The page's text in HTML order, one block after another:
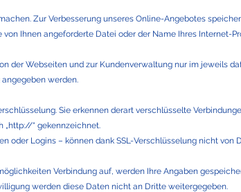
Zur Verbesserung unseres Online-Angebotes
Ihnen angeforderte Datei oder der Name Ihres Internet-
der Webseiten und zur Kundenverwaltung nur im jeweils
werden.
Sie erkennen derart verschlüsselte
„http://“ gekennzeichnet.
Logins – können dank SSL-Verschlüsselung nicht von
Verbindung auf, werden Ihre Angaben
werden diese Daten nicht an Dritte weitergegeben.